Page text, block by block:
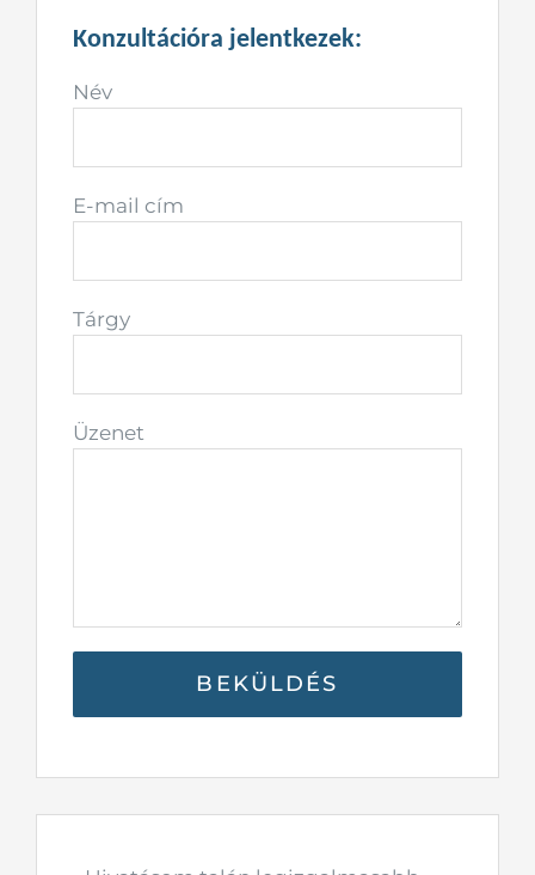
Konzultációra jelentkezek:
Név
E-mail cím
Tárgy
Üzenet